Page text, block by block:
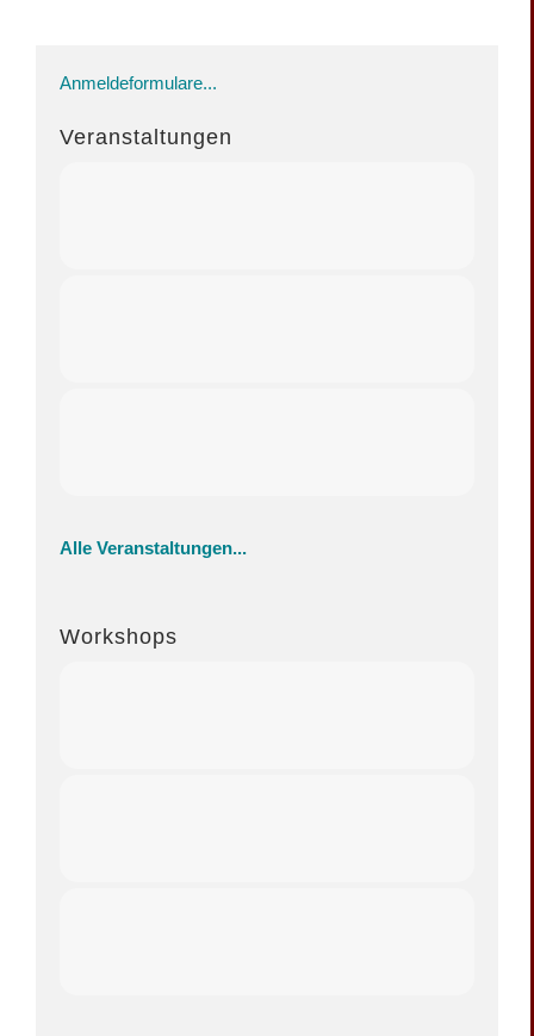
Anmeldeformulare...
Veranstaltungen
Alle Veranstaltungen...
Workshops